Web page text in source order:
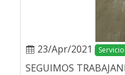
23/Apr/2021
SEGUIMOS